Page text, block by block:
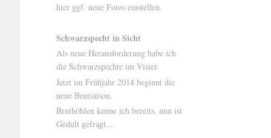
hier ggf. neue Fotos einstellen.
Schwarzspecht in Sicht
Als neue Herausforderung habe ich
die Schwarzspechte im Visier.
Jetzt im Frühjahr 2014 beginnt die
neue Brutsaison.
Bruthöhlen kenne ich bereits, nun ist
Gedult gefragt...